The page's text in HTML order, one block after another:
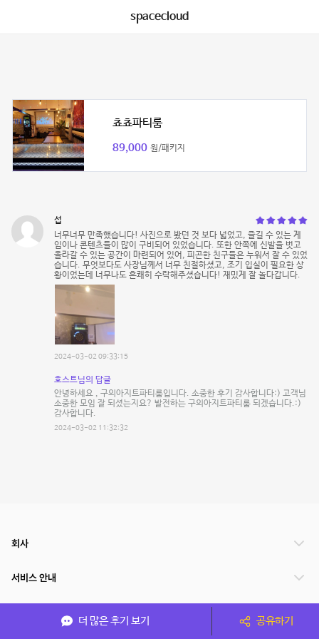
spacecloud
쵸쵸파티룸
89,000 원/패키지
섭
너무너무 만족했습니다! 사진으로 봤던 것 보다 넓었고, 즐길 수 있는 게
임이나 콘텐츠들이 많이 구비되어 있었습니다. 또한 안쪽에 신발을 벗고
올라갈 수 있는 공간이 마련되어 있어, 피곤한 친구들은 누워서 잘 수 있었
습니다. 무엇보다도 사장님께서 너무 친절하셨고, 조기 입실이 필요한 상
황이었는데 너무나도 흔쾌히 수락해주셨습니다! 재밌게 잘 놀다갑니다.
2024-03-02 09:33:15
호스트님의 답글
안녕하세요 , 구의아지트파티룸입니다. 소중한 후기 감사합니다:) 고객님
소중한 모임 잘 되셨는지요? 발전하는 구의아지트파티룸 되겠습니다.:)
감사합니다.
2024-03-02 11:32:32
더 많은 후기 보기 공유하기
회사
서비스 안내